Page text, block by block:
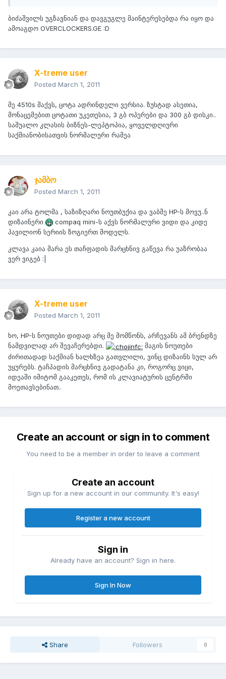
ბიძაშვილს უგზავნიან და დავგუგლე მაინტერესებდა რა იყო და
ამოაგდო OVERCLOCKERS.GE :D
X-treme user
Posted March 1, 2011
მე 4510s მაქვს, ცოტა ადრინდელი ვერსია. ზუსტად ასეთია,
მონაცემებით ცოტათი უკეთესია, 3 გბ ოპერები და 300 გბ დისკი..
საშუალო კლასის ბიზნეს-ლეპტოპია, ყოველდღიური
საქმიანობისათვის ნორმალური რამეა
ჯამბო
Posted March 1, 2011
კაი არა ტოლმა , საზიზღარი ნოუთბუქია და ვაბშე HP-ს მოვუ..ნ
დიზაინერი
compaq mini-ს აქვს ნორმალური ვიდი და კიდე
პავილიონ სერიის ზოგიერთ მოდელს.
კლავა კაია მარა ეს თაჩფადის მარცხნივ გაწევა რა უაზრობაა
ვერ ვიგებ :|
X-treme user
Posted March 1, 2011
ხო, HP-ს ნოუთები დიდად არც მე მომწონს, არჩევანს ამ ბრენდზე
ნამდვილად არ შევაჩერებდი.
მაგის ნოუთები
ძირითადად საქმიან ხალხზეა გათვლილი, ვინც დიზაინს სულ არ
უყურებს. ტაჩპადის მარცხნივ გადატანა კი, როგორც ვიცი,
იდეაში იმიტომ გააკეთეს, რომ ის კლავიატურის ცენტრში
მოეთავსებინათ..
Create an account or sign in to comment
You need to be a member in order to leave a comment
Create an account
Sign up for a new account in our community. It's easy!
Register a new account
Sign in
Already have an account? Sign in here.
Sign In Now
Share Followers 0